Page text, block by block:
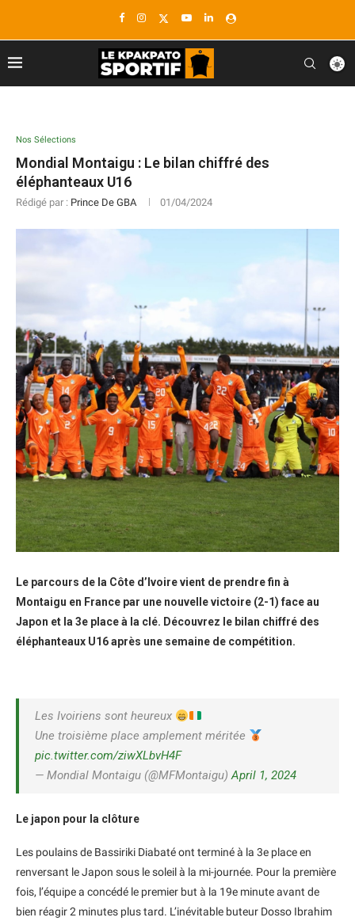
Nos Sélections
Mondial Montaigu : Le bilan chiffré des
éléphanteaux U16
Rédigé par : Prince De GBA 01/04/2024
Le parcours de la Côte d’Ivoire vient de prendre fin à
Montaigu en France par une nouvelle victoire (2-1) face au
Japon et la 3e place à la clé. Découvrez le bilan chiffré des
éléphanteaux U16 après une semaine de compétition.
Les Ivoiriens sont heureux
Une troisième place amplement méritée
pic.twitter.com/ziwXLbvH4F
— Mondial Montaigu (@MFMontaigu)April 1, 2024
Le japon pour la clôture
Les poulains de Bassiriki Diabaté ont terminé à la 3e place en
renversant le Japon sous le soleil à la mi-journée. Pour la première
fois, l’équipe a concédé le premier but à la 19e minute avant de
bien réagir 2 minutes plus tard. L’inévitable buteur Dosso Ibrahim